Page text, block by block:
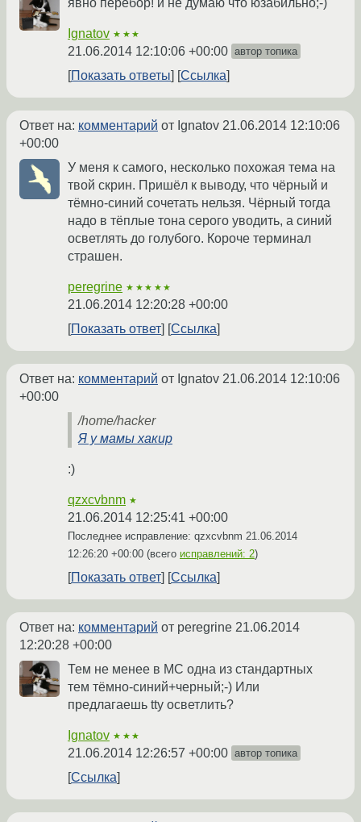
явно перебор! и не думаю что юзабильно;-)
Ignatov ★★★
21.06.2014 12:10:06 +00:00 автор топика
Показать ответы Ссылка
Ответ на: комментарий от Ignatov 21.06.2014 12:10:06
+00:00
У меня к самого, несколько похожая тема на
твой скрин. Пришёл к выводу, что чёрный и
тёмно-синий сочетать нельзя. Чёрный тогда
надо в тёплые тона серого уводить, а синий
осветлять до голубого. Короче терминал
страшен.
peregrine ★★★★★
21.06.2014 12:20:28 +00:00
Показать ответ
Ссылка
Ответ на: комментарий от Ignatov 21.06.2014 12:10:06
+00:00
/home/hacker
Я у мамы хакир
:)
qzxcvbnm ★
21.06.2014 12:25:41 +00:00
Последнее исправление: qzxcvbnm 21.06.2014
12:26:20 +00:00 (всего исправлений: 2)
Показать ответ Ссылка
Ответ на: комментарий от peregrine 21.06.2014
12:20:28 +00:00
Тем не менее в MC одна из стандартных
тем тёмно-синий+черный;-) Или
предлагаешь tty осветлить?
Ignatov ★★★
21.06.2014 12:26:57 +00:00 автор топика
Ссылка